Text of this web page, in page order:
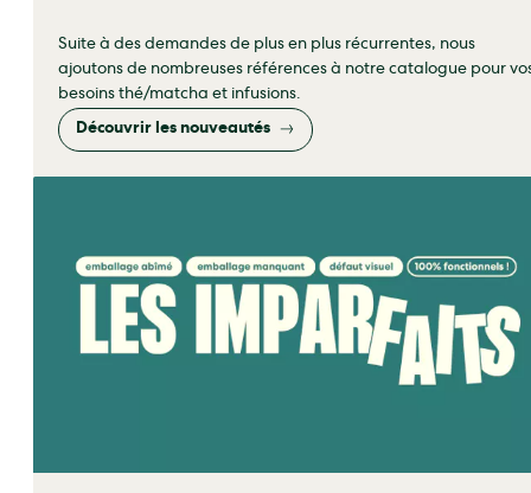
Suite à des demandes de plus en plus récurrentes, nous
ajoutons de nombreuses références à notre catalogue pour
besoins thé/matcha et infusions.
Découvrir les nouveautés